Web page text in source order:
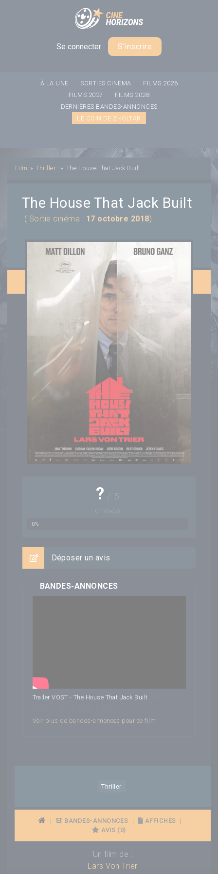
Se connecter S'inscrire
À LA UNE SORTIES CINÉMA
FILMS 2026
FILMS 2027
FILMS 2028
DERNIÈRES BANDES-ANNONCES
LE COIN DE ZHOLTAR
Film » Thriller » The House That Jack Built
The House That Jack Built
( Sortie cinéma : 17 octobre 2018)
? / 5
note(s)
0%
Déposer un avis
BANDES-ANNONCES
Trailer VOST - The House That Jack Built
Voir plus de bandes-annonces pour ce film
Thriller
| BANDES-ANNONCES | AFFICHES
|
AVIS (0)
Un film de :
Lars Von Trier
Panneau de gestion des cookies